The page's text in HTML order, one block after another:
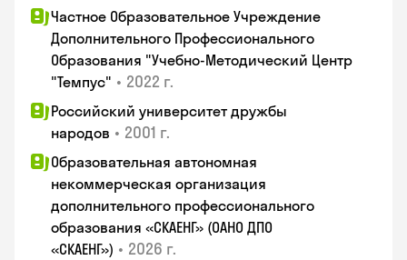
Частное Образовательное Учреждение
Дополнительного Профессионального
Образования "Учебно-Методический Центр
"Темпус" • 2022 г.
Российский университет дружбы
народов • 2001 г.
Образовательная автономная
некоммерческая организация
дополнительного профессионального
образования «СКАЕНГ» (ОАНО ДПО
«СКАЕНГ») • 2026 г.